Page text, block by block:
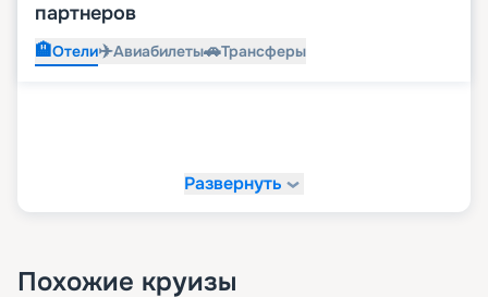
партнеров
🏨Отели✈️Авиабилеты🚗Трансферы
Развернуть
Похожие круизы